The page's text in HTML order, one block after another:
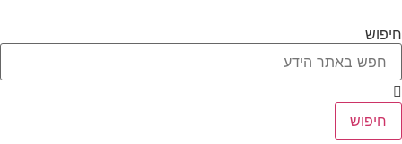
חיפוש
חיפוש